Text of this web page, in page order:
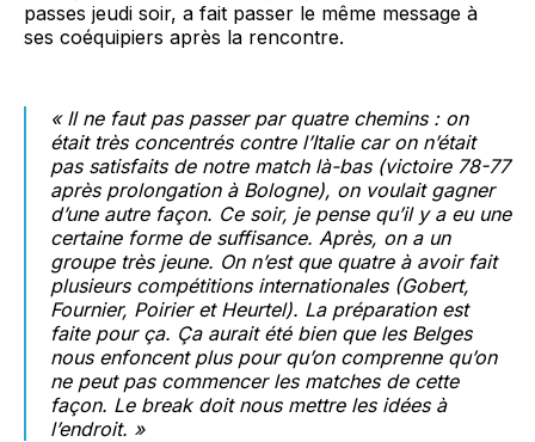
passes jeudi soir, a fait passer le même message à
ses coéquipiers après la rencontre.
« Il ne faut pas passer par quatre chemins : on
était très concentrés contre l’Italie car on n’était
pas satisfaits de notre match là-bas(victoire 78-77
après prolongation à Bologne), on voulait gagner
d’une autre façon. Ce soir, je pense qu’il y a eu une
certaine forme de suffisance. Après, on a un
groupe très jeune. On n’est que quatre à avoir fait
plusieurs compétitions internationales (Gobert,
Fournier, Poirier et Heurtel). La préparation est
faite pour ça. Ça aurait été bien que les Belges
nous enfoncent plus pour qu’on comprenne qu’on
ne peut pas commencer les matches de cette
façon. Le break doit nous mettre les idées à
l’endroit. »